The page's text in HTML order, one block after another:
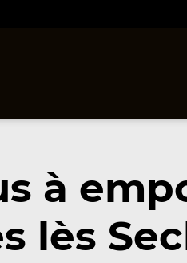
à
lès